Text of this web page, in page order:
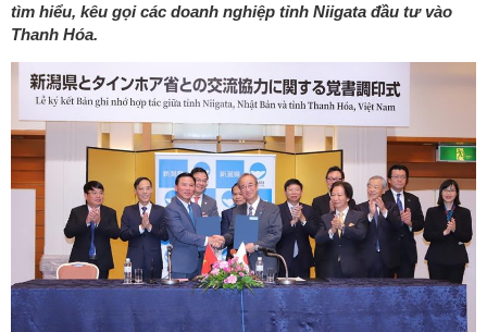
tìm hiểu, kêu gọi các doanh nghiệp tỉnh Niigata đầu tư vào
Thanh Hóa.